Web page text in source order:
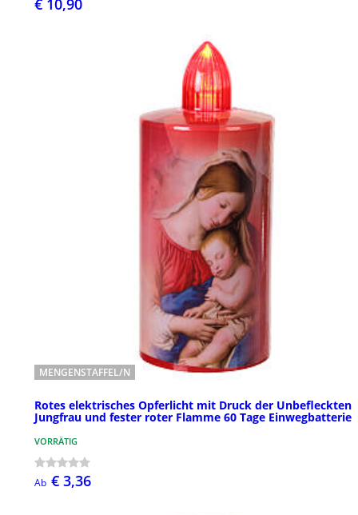
€ 10,90
MENGENSTAFFEL/N
Rotes elektrisches Opferlicht mit Druck der Unbefleckten
Jungfrau und fester roter Flamme 60 Tage Einwegbatterie
VORRÄTIG
Ab € 3,36